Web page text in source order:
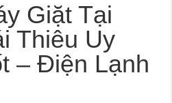
Giặt
Tại
Phường
Thiêu
Giặt Tại
Thiêu Uy
– Điện Lạnh